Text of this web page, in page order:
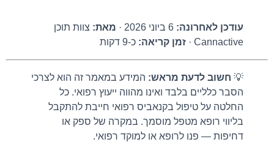
עודכן לאחרונה: מאת: צוות תוכן
Cannactive ·
זמן קריאה: כ‑9 דקות
💡 חשוב לדעת מראש: המידע במאמר זה הוא לצרכי
הסבר כלליים בלבד ואינו מהווה ייעוץ רפואי. כל
החלטה על טיפול בקנאביס רפואי חייבת להתקבל
בליווי רופא מטפל מוסמך. במקרה של ספק או
דחיפות — פנו לרופא או למוקד רפואי.